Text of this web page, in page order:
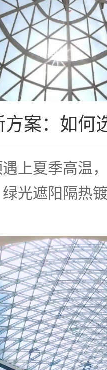
上夏季高温
光遮阳隔热
在温度控制、
应用，并为工